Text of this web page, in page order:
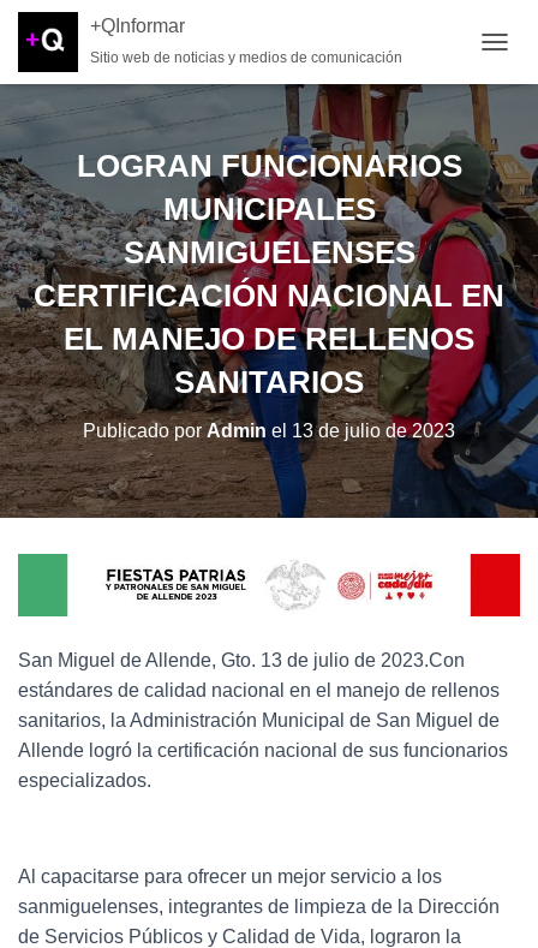
+QInformar
Sitio web de noticias y medios de comunicación
LOGRAN FUNCIONARIOS
MUNICIPALES
SANMIGUELENSES
CERTIFICACIÓN NACIONAL EN
EL MANEJO DE RELLENOS
SANITARIOS
Publicado porAdmin el 13 de julio de 2023
San Miguel de Allende, Gto. 13 de julio de 2023.Con
estándares de calidad nacional en el manejo de rellenos
sanitarios, la Administración Municipal de San Miguel de
Allende logró la certificación nacional de sus funcionarios
especializados.
Al capacitarse para ofrecer un mejor servicio a los
sanmiguelenses, integrantes de limpieza de la Dirección
de Servicios Públicos y Calidad de Vida, lograron la